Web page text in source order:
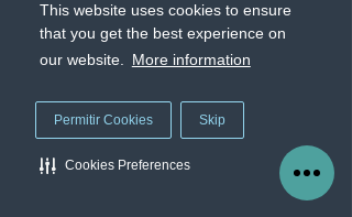
This website uses cookies to ensure
that you get the best experience on
our website. More information
Permitir Cookies Skip
Cookies Preferences
¿Que sistema operativo utilizas? *
Windows
MacOs
Android
Chromebook
¿Que suite utilizas?